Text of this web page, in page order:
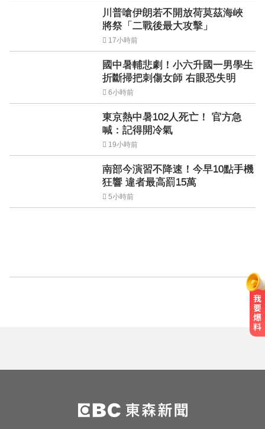
川普嗆伊朗若不開放荷莫茲海峽
將祭「二戰後最大攻擊」
17小時前
國中暑輔悲劇！小六升國一男學生
折斷掃把刺傷女師 右眼恐失明
6小時前
東京熱中暑102人死亡！ 官方急
喊：記得開冷氣
19小時前
南部今演習不降速！今早10點手機
狂響 違者最高罰15萬
5小時前